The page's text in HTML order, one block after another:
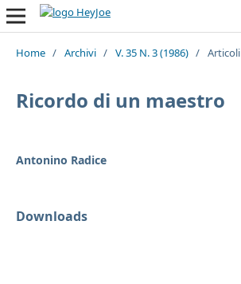
Home / Archivi / V. 35 N. 3 (1986) / Articoli
Ricordo di un maestro
Antonino Radice
Downloads